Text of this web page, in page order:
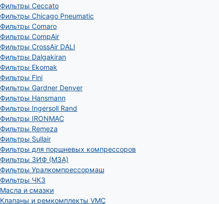
Фильтры Ceccato
Фильтры Chicago Pneumatic
Фильтры Comaro
Фильтры CompAir
Фильтры CrossAir DALI
Фильтры Dalgakiran
Фильтры Ekomak
Фильтры Fini
Фильтры Gardner Denver
Фильтры Hansmann
Фильтры Ingersoll Rand
Фильтры IRONMAC
Фильтры Remeza
Фильтры Sullair
Фильтры для поршневых компрессоров
Фильтры ЗИФ (МЗА)
Фильтры Уралкомпрессормаш
Фильтры ЧКЗ
Масла и смазки
Клапаны и ремкомплекты VMC